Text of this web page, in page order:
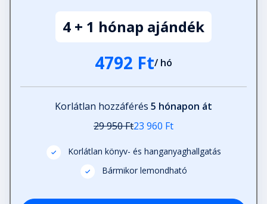
4 + 1 hónap ajándék
4792 Ft/ hó
Korlátlan hozzáférés 5 hónapon át
29 950 Ft23 960 Ft
Korlátlan könyv- és hanganyaghallgatás
Bármikor lemondható